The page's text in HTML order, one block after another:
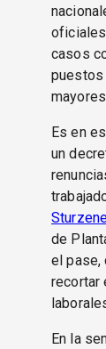
casos
puestos
Es en
un
de
el pase,
recortar
En la